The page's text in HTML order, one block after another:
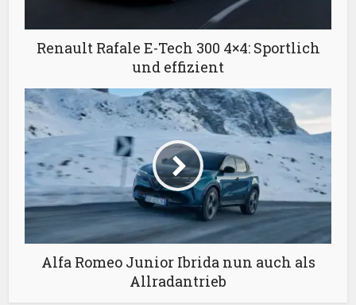
Renault Rafale E-Tech 300 4×4: Sportlich
und effizient
Alfa Romeo Junior Ibrida nun auch als
Allradantrieb